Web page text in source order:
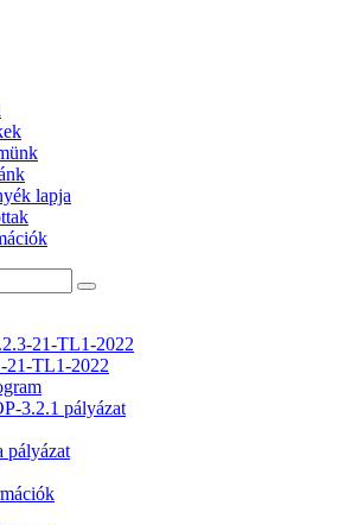
lapja
21-TL1-2022
21-TL1-2022
3.2.1 pályázat
pályázat